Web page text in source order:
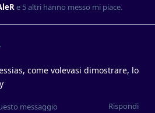
e 5altri hanno messo mi piace.
come volevasi dimostrare, lo
Rispondi
messaggio